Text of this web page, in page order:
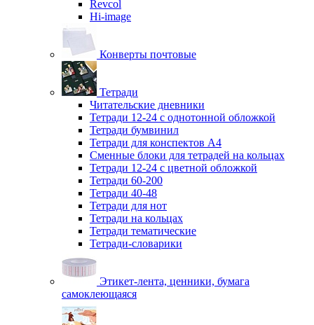
Revcol
Hi-image
Конверты почтовые
Тетради
Читательские дневники
Тетради 12-24 с однотонной обложкой
Тетради бумвинил
Тетради для конспектов А4
Сменные блоки для тетрадей на кольцах
Тетради 12-24 с цветной обложкой
Тетради 60-200
Тетради 40-48
Тетради для нот
Тетради на кольцах
Тетради тематические
Тетради-словарики
Этикет-лента, ценники, бумага
самоклеющаяся